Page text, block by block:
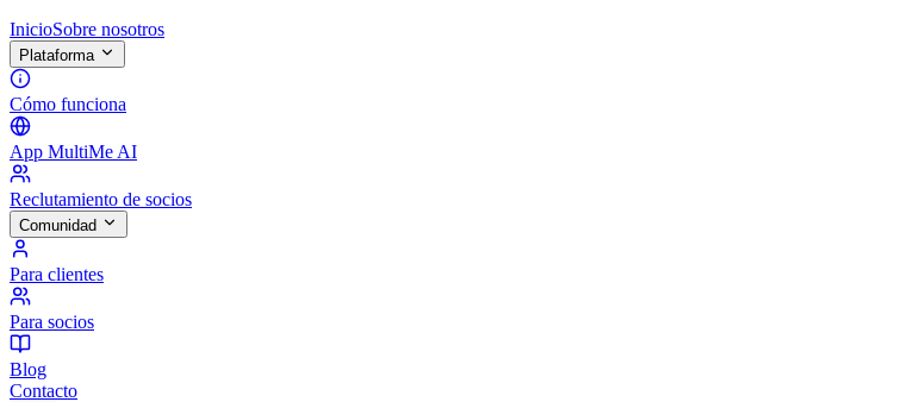
InicioSobre nosotros
Plataforma
Cómo funciona
App MultiMe AI
Reclutamiento de socios
Comunidad
Para clientes
Para socios
Blog
Contacto